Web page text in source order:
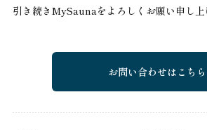
引き続きMySaunaをよろしくお願い申し上
お問い合わせはこちら